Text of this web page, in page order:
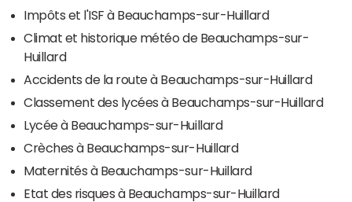
Impôts et l'ISF à Beauchamps-sur-Huillard
Climat et historique météo de Beauchamps-sur-
Huillard
Accidents de la route à Beauchamps-sur-Huillard
Classement des lycées à Beauchamps-sur-Huillard
Lycée à Beauchamps-sur-Huillard
Crèches à Beauchamps-sur-Huillard
Maternités à Beauchamps-sur-Huillard
Etat des risques à Beauchamps-sur-Huillard